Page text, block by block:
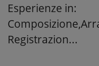
Esperienze in:
Registrazion...